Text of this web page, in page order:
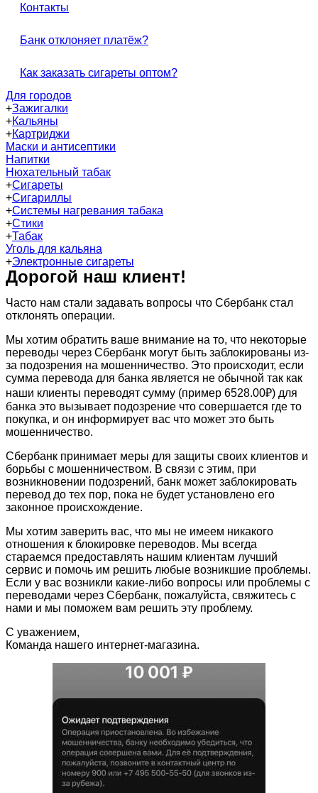
Контакты
Банк отклоняет платёж?
Как заказать сигареты оптом?
Для городов
+Зажигалки
+Кальяны
+Картриджи
Маски и антисептики
Напитки
Нюхательный табак
+Сигареты
+Сигариллы
+Системы нагревания табака
+Стики
+Табак
Уголь для кальяна
+Электронные сигареты
Дорогой наш клиент!
Часто нам стали задавать вопросы что Сбербанк стал
отклонять операции.
Мы хотим обратить ваше внимание на то, что некоторые
переводы через Сбербанк могут быть заблокированы из-
за подозрения на мошенничество. Это происходит, если
сумма перевода для банка является не обычной так как
наши клиенты переводят сумму (пример 6528.00₽) для
банка это вызывает подозрение что совершается где то
покупка, и он информирует вас что может это быть
мошенничество.
Сбербанк принимает меры для защиты своих клиентов и
борьбы с мошенничеством. В связи с этим, при
возникновении подозрений, банк может заблокировать
перевод до тех пор, пока не будет установлено его
законное происхождение.
Мы хотим заверить вас, что мы не имеем никакого
отношения к блокировке переводов. Мы всегда
стараемся предоставлять нашим клиентам лучший
сервис и помочь им решить любые возникшие проблемы.
Если у вас возникли какие-либо вопросы или проблемы с
переводами через Сбербанк, пожалуйста, свяжитесь с
нами и мы поможем вам решить эту проблему.
С уважением,
Команда нашего интернет-магазина.